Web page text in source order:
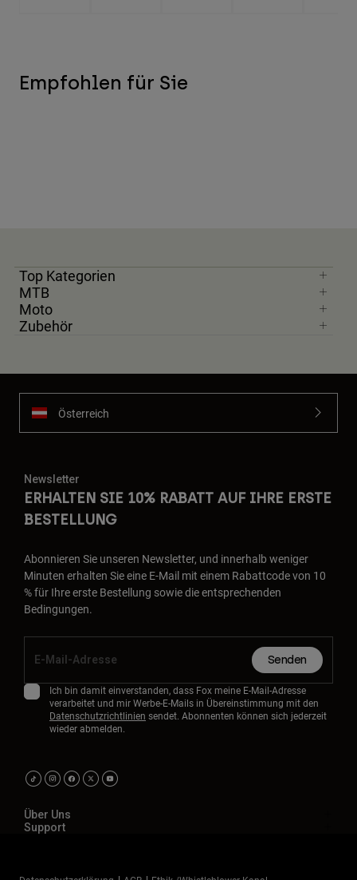
Empfohlen für Sie
Top Kategorien
MTB
Moto
Zubehör
Österreich
Newsletter
ERHALTEN SIE 10% RABATT AUF IHRE ERSTE
BESTELLUNG
Abonnieren Sie unseren Newsletter, und innerhalb weniger
Minuten erhalten Sie eine E-Mail mit einem Rabattcode von 10
% für Ihre erste Bestellung sowie die entsprechenden
Bedingungen.
Senden
Ich bin damit einverstanden, dass Fox meine E-Mail-Adresse
verarbeitet und mir Werbe-E-Mails in Übereinstimmung mit den
Datenschutzrichtlinien sendet. Abonnenten können sich jederzeit
wieder abmelden.
Über Uns
Support